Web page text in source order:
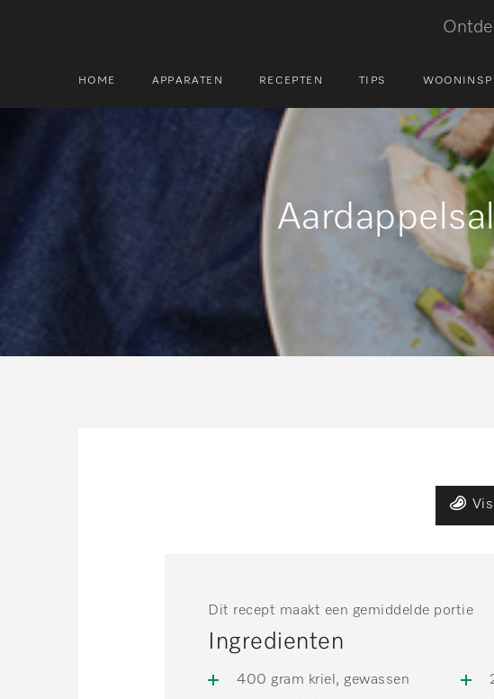
HOME APPARATEN RECEPTEN TIPS
Vis
Dit recept maakt een gemiddelde portie
Ingredienten
400 gram kriel, gewassen